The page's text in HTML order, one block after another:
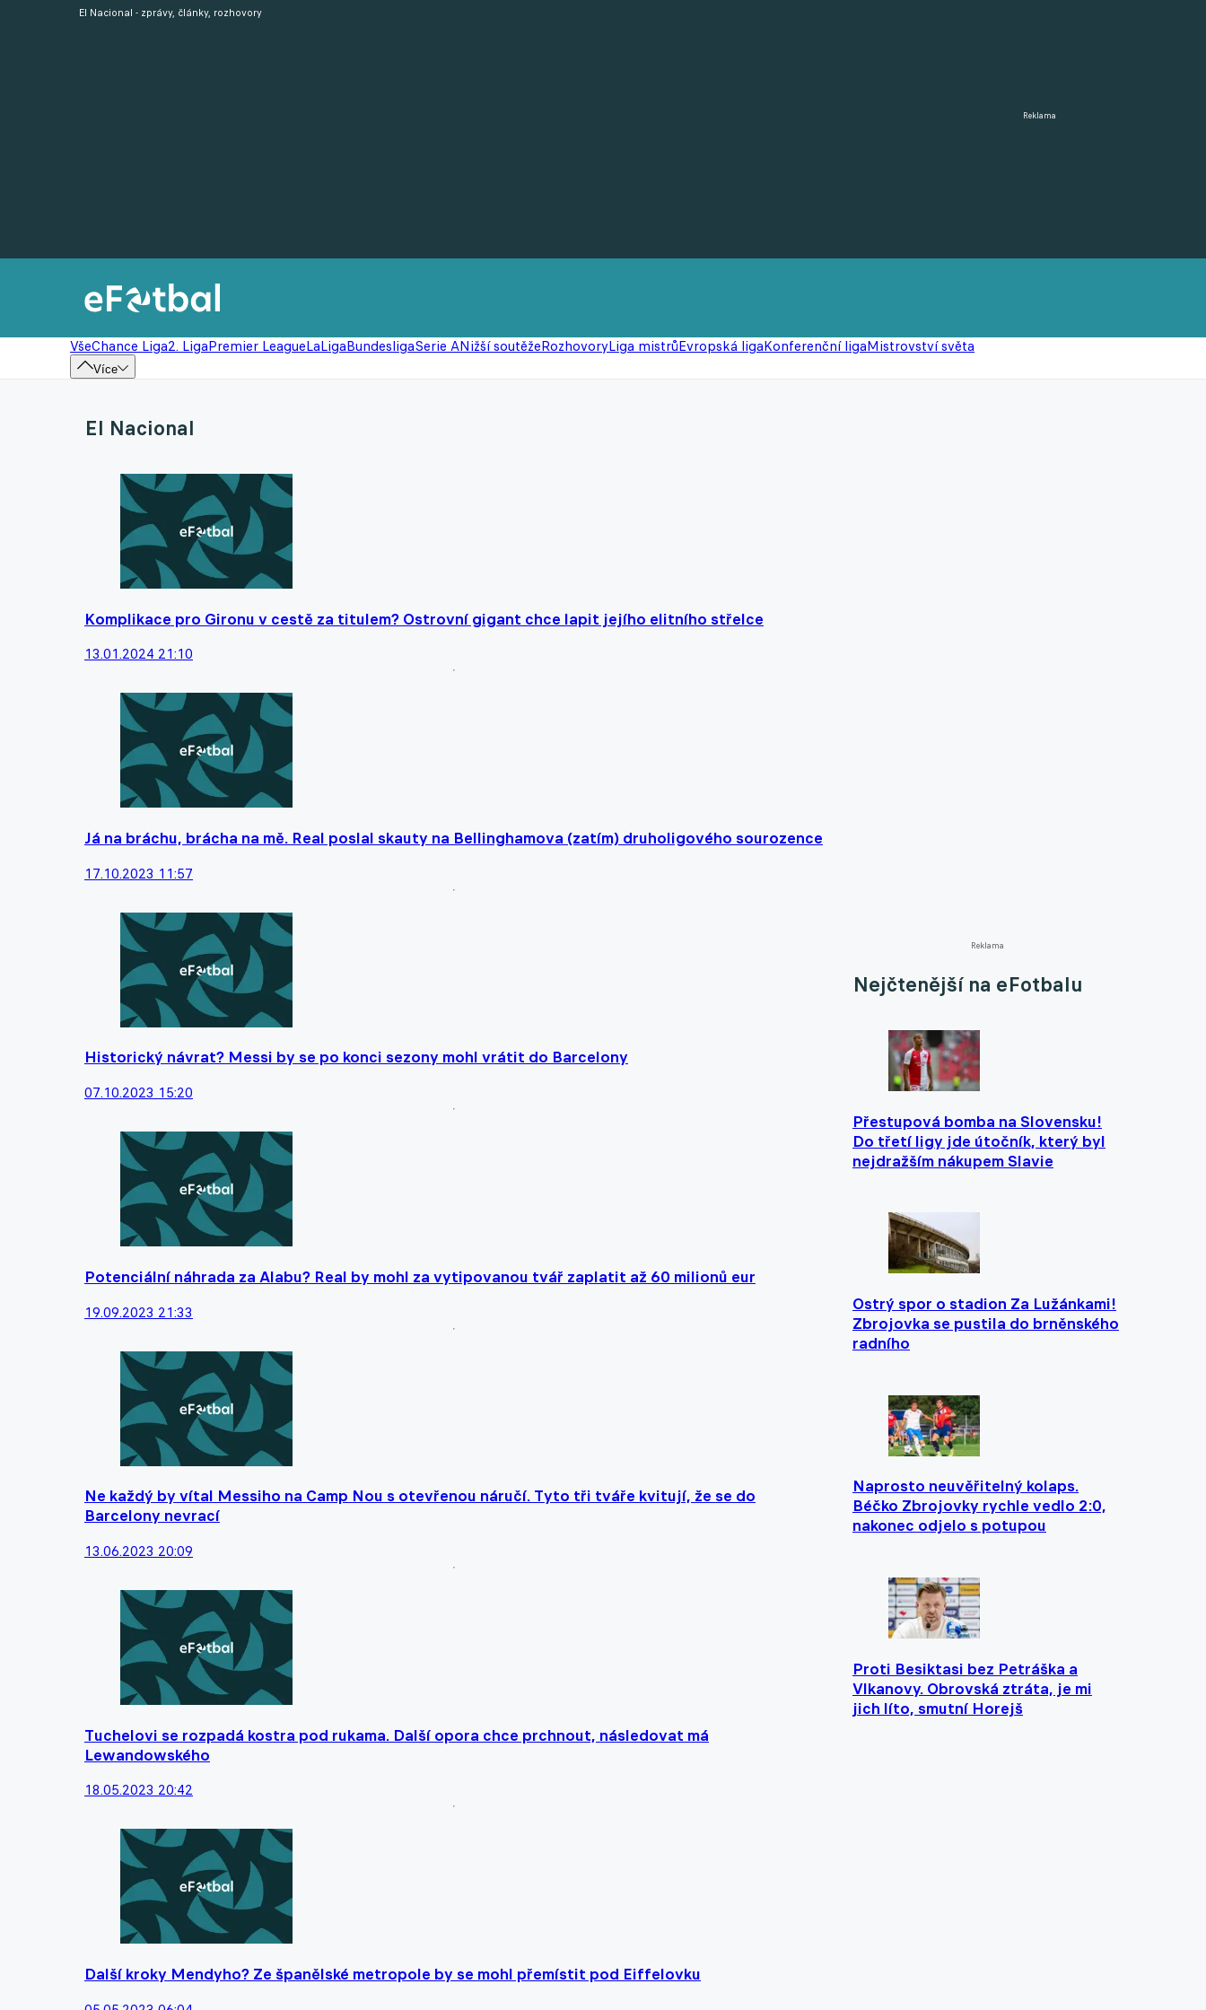
Reklama
VšeChance Liga2. LigaPremier LeagueLaLigaBundesligaSerie ANižší soutěžeRozhovoryLiga mistrůEvropská ligaKonferenční ligaMistrovství světa
Více
El Nacional - zprávy, články, rozhovory
El Nacional
Komplikace pro Gironu v cestě za titulem? Ostrovní gigant chce lapit jejího elitního střelce
13.01.2024 21:10
Já na bráchu, brácha na mě. Real poslal skauty na Bellinghamova (zatím) druholigového sourozence
17.10.2023 11:57
Historický návrat? Messi by se po konci sezony mohl vrátit do Barcelony
07.10.2023 15:20
Potenciální náhrada za Alabu? Real by mohl za vytipovanou tvář zaplatit až 60 milionů eur
19.09.2023 21:33
Ne každý by vítal Messiho na Camp Nou s otevřenou náručí. Tyto tři tváře kvitují, že se do
Barcelony nevrací
13.06.2023 20:09
Tuchelovi se rozpadá kostra pod rukama. Další opora chce prchnout, následovat má
Lewandowského
18.05.2023 20:42
Další kroky Mendyho? Ze španělské metropole by se mohl přemístit pod Eiffelovku
Reklama
Nejčtenější na eFotbalu
Přestupová bomba na Slovensku!
Do třetí ligy jde útočník, který byl
nejdražším nákupem Slavie
Ostrý spor o stadion Za Lužánkami!
Zbrojovka se pustila do brněnského
radního
Naprosto neuvěřitelný kolaps.
Béčko Zbrojovky rychle vedlo 2:0,
nakonec odjelo s potupou
Proti Besiktasi bez Petráška a
Vlkanovy. Obrovská ztráta, je mi
jich líto, smutní Horejš